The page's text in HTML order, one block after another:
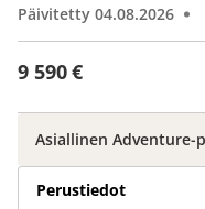
9 590 €
Päivitetty 04.08.2026
Asiallinen Adventure-
Perustiedot